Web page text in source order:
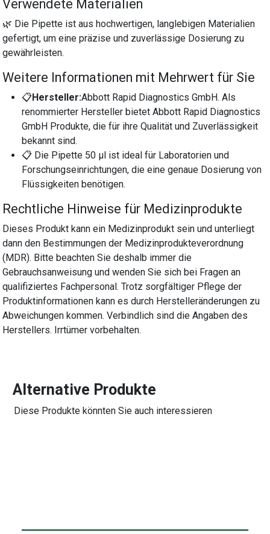
Verwendete Materialien
🌿 Die Pipette ist aus hochwertigen, langlebigen Materialien
gefertigt, um eine präzise und zuverlässige Dosierung zu
gewährleisten.
Weitere Informationen mit Mehrwert für Sie
📋Hersteller:Abbott Rapid Diagnostics GmbH. Als
renommierter Hersteller bietet Abbott Rapid Diagnostics
GmbH Produkte, die für ihre Qualität und Zuverlässigkeit
bekannt sind.
📋 Die Pipette 50 µl ist ideal für Laboratorien und
Forschungseinrichtungen, die eine genaue Dosierung von
Flüssigkeiten benötigen.
Rechtliche Hinweise für Medizinprodukte
Dieses Produkt kann ein Medizinprodukt sein und unterliegt
dann den Bestimmungen der Medizinprodukteverordnung
(MDR). Bitte beachten Sie deshalb immer die
Gebrauchsanweisung und wenden Sie sich bei Fragen an
qualifiziertes Fachpersonal. Trotz sorgfältiger Pflege der
Produktinformationen kann es durch Herstelleränderungen zu
Abweichungen kommen. Verbindlich sind die Angaben des
Herstellers. Irrtümer vorbehalten.
Alternative Produkte
Diese Produkte könnten Sie auch interessieren